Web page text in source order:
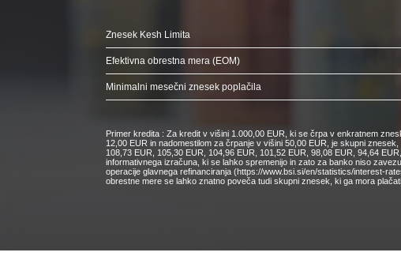
Znesek Kesh Limita
Efektivna obrestna mera (EOM)
Minimalni mesečni znesek poplačila
Primer kredita : Za kredit v višini 1.000,00 EUR, ki se črpa v enkratnem
12,00 EUR in nadomestilom za črpanje v višini 50,00 EUR, je skupni
108,73 EUR, 105,30 EUR, 104,96 EUR, 101,52 EUR, 98,08 EUR, 94,64
informativnega izračuna, ki se lahko spremenijo in zato za banko niso
operacije glavnega refinanciranja (https://www.bsi.si/en/statistics/interest-
obrestne mere se lahko znatno poveča tudi skupni znesek, ki ga mora